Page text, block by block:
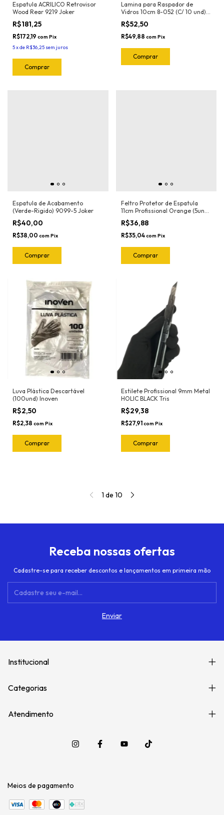
Espatula ACRILICO Retrovisor
Wood Rear 9219 Joker
R$181,25
R$172,19 com Pix
5xde R$36,25 sem juros
Lamina para Raspador de
Vidros 10cm 8-052 (C/ 10 und)
Exfak (Para o Raspador 15-056
Exfak)
R$52,50
R$49,88 com Pix
Espatula de Acabamento
(Verde-Rigido) 9099-5 Joker
R$40,00
R$38,00 com Pix
Feltro Protetor de Espatula
11cm Profissional Orange (5und)
1018.O Joker
R$36,88
R$35,04com Pix
Luva Plástica Descartável
(100und) Inoven
R$2,50
R$2,38 com Pix
Estilete Profissional 9mm Metal
HOLIC BLACK Tris
R$29,38
R$27,91com Pix
1 de 10
Receba nossas ofertas
Cadastre-se para receber descontos e lançamentos em primeira mão
Institucional
Categorias
Atendimento
Meios de pagamento